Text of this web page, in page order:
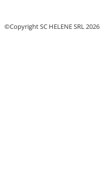
©Copyright SC HELENE SRL 2026